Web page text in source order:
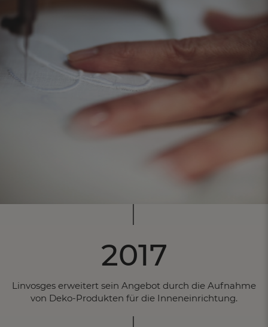
2017
Linvosges erweitert sein Angebot durch die Aufnahme
von Deko-Produkten für die Inneneinrichtung.